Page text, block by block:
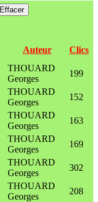
Effacer
Auteur Clics
THOUARD
Georges
199
THOUARD
Georges
152
THOUARD
Georges
163
THOUARD
Georges
169
THOUARD
Georges
302
THOUARD
Georges
208